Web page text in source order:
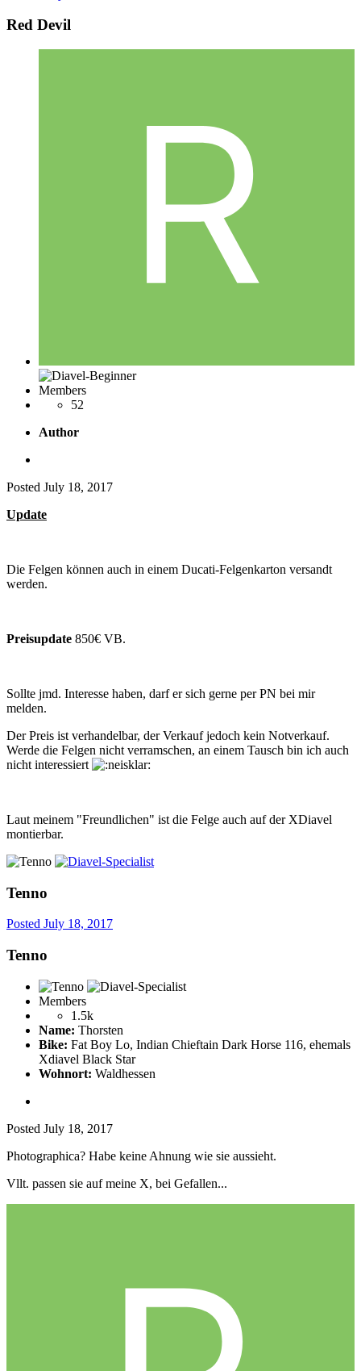
Red Devil
Members
52
Author
Posted July 18, 2017
Update
Die Felgen können auch in einem Ducati-Felgenkarton versandt
werden.
Preisupdate 850€ VB.
Sollte jmd. Interesse haben, darf er sich gerne per PN bei mir
melden.
Der Preis ist verhandelbar, der Verkauf jedoch kein Notverkauf.
Werde die Felgen nicht verramschen, an einem Tausch bin ich auch
nicht interessiert
Laut meinem "Freundlichen" ist die Felge auch auf der XDiavel
montierbar.
Tenno
Posted July 18, 2017
Tenno
Members
1.5k
Name: Thorsten
Bike: Fat Boy Lo, Indian Chieftain Dark Horse 116, ehemals
Xdiavel Black Star
Wohnort: Waldhessen
Posted July 18, 2017
Photographica? Habe keine Ahnung wie sie aussieht.
Vllt. passen sie auf meine X, bei Gefallen...